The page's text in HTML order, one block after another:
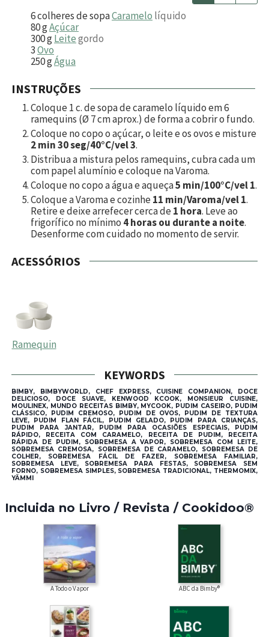
6colheres de sopaCaramelo líquido
80gAçúcar
300gLeitegordo
3Ovo
250gÁgua
INSTRUÇÕES
Coloque 1 c. de sopa de caramelo líquido em6
ramequins (Ø 7 cm aprox.) de forma a cobrir o fundo.
Coloque no copo o açúcar, o leite e os ovos e misture
2 min 30 seg/40°C/vel 3.
Distribua a mistura pelos ramequins, cubra cada um
com papel alumínio e coloque na Varoma.
Coloque no copo a água e aqueça5 min/100°C/vel 1.
Coloque a Varoma e cozinhe11 min/Varoma/vel 1.
Retire e deixe arrefecer cerca de1 hora. Leve ao
frigorífico no mínimo 4 horas ou durante a noite.
Desenforme com cuidado no momento de servir.
ACESSÓRIOS
Ramequin
KEYWORDS
BIMBY, BIMBYWORLD, CHEF EXPRESS, CUISINE COMPANION, DOCE
DELICIOSO, DOCE SUAVE, KENWOOD KCOOK, MONSIEUR CUISINE,
MOULINEX, MUNDO RECEITAS BIMBY, MYCOOK, PUDIM CASEIRO, PUDIM
CLÁSSICO, PUDIM CREMOSO, PUDIM DE OVOS, PUDIM DE TEXTURA
LEVE, PUDIM FLAN FÁCIL, PUDIM GELADO, PUDIM PARA CRIANÇAS,
PUDIM PARA JANTAR, PUDIM PARA OCASIÕES ESPECIAIS, PUDIM
RÁPIDO, RECEITA COM CARAMELO, RECEITA DE PUDIM, RECEITA
RÁPIDA DE PUDIM, SOBREMESA A VAPOR, SOBREMESA COM LEITE,
SOBREMESA CREMOSA, SOBREMESA DE CARAMELO, SOBREMESA DE
COLHER, SOBREMESA FÁCIL DE FAZER, SOBREMESA FAMILIAR,
SOBREMESA LEVE, SOBREMESA PARA FESTAS, SOBREMESA SEM
FORNO, SOBREMESA SIMPLES, SOBREMESA TRADICIONAL, THERMOMIX,
YÄMMI
Incluida no Livro / Revista / Cookidoo®
A Todo o Vapor ABC da Bimby®